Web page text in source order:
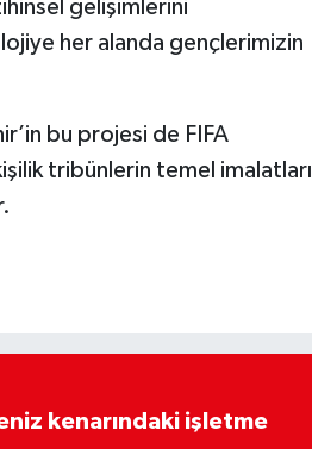
gelişimlerini
her alanda gençlerimizin
bu projesi de FIFA
tribünlerin temel imalatları
kenarındaki işletme